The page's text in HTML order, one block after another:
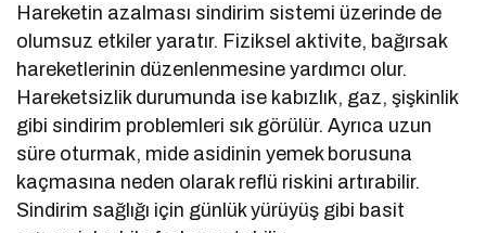
Hareketin azalması sindirim sistemi üzerinde de
olumsuz etkiler yaratır. Fiziksel aktivite, bağırsak
hareketlerinin düzenlenmesine yardımcı olur.
Hareketsizlik durumunda ise kabızlık, gaz, şişkinlik
gibi sindirim problemleri sık görülür. Ayrıca uzun
süre oturmak, mide asidinin yemek borusuna
kaçmasına neden olarak reflü riskini artırabilir.
Sindirim sağlığı için günlük yürüyüş gibi basit